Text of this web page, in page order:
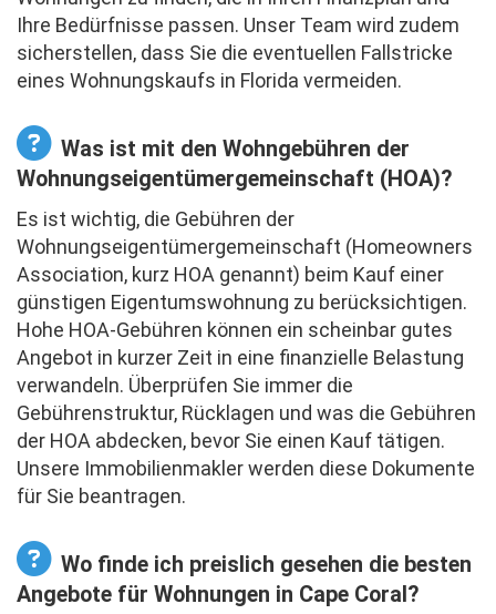
Ihre Bedürfnisse passen. Unser Team wird zudem
sicherstellen, dass Sie die eventuellen Fallstricke
eines Wohnungskaufs in Florida vermeiden.
Was ist mit den Wohngebühren der
Wohnungseigentümergemeinschaft (HOA)?
Es ist wichtig, die Gebühren der
Wohnungseigentümergemeinschaft (Homeowners
Association, kurz HOA genannt) beim Kauf einer
günstigen Eigentumswohnung zu berücksichtigen.
Hohe HOA-Gebühren können ein scheinbar gutes
Angebot in kurzer Zeit in eine finanzielle Belastung
verwandeln. Überprüfen Sie immer die
Gebührenstruktur, Rücklagen und was die Gebühren
der HOA abdecken, bevor Sie einen Kauf tätigen.
Unsere Immobilienmakler werden diese Dokumente
für Sie beantragen.
Wo finde ich preislich gesehen die besten
Angebote für Wohnungen in Cape Coral?